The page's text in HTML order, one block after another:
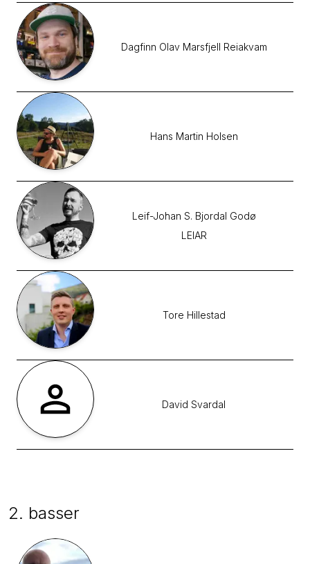
Dagfinn Olav Marsfjell Reiakvam
Hans Martin Holsen
Leif-Johan S. Bjordal Godø
LEIAR
Tore Hillestad
David Svardal
2. basser